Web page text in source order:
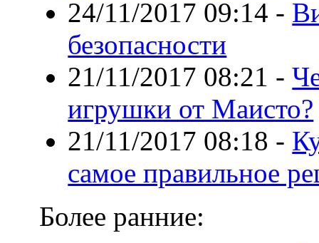
24/11/2017 09:14 -
безопасности
21/11/2017 08:21 -
игрушки от Маисто?
21/11/2017 08:18 -
самое правильное
Более ранние: